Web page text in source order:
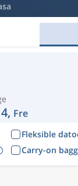
Fre
Fleksible
Carry-on